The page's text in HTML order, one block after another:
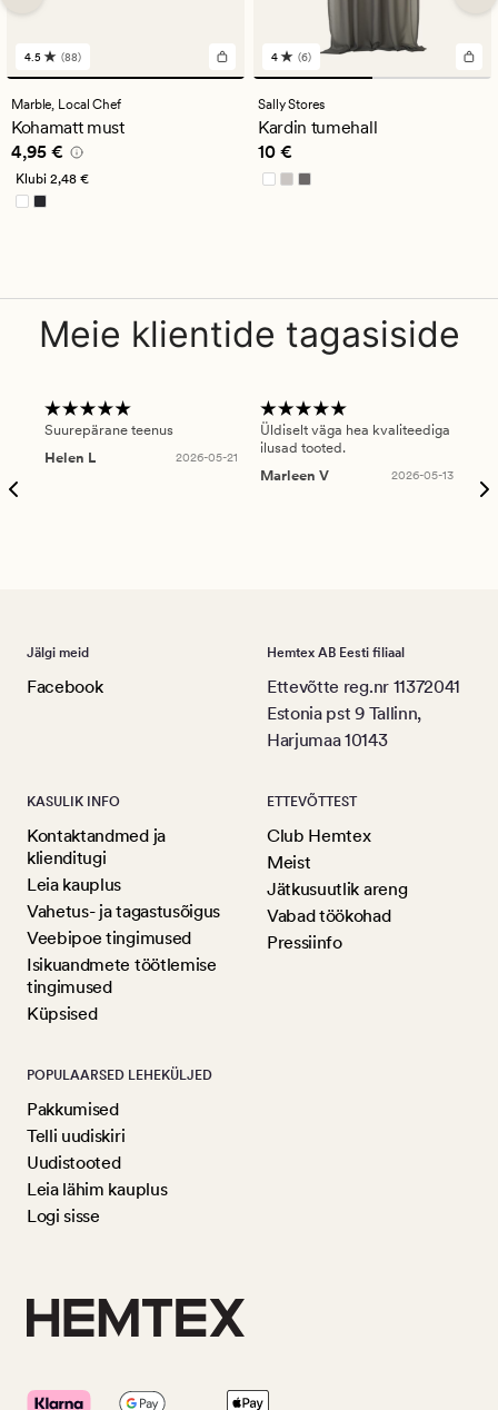
88
arvustust
keskmise
hinnanguga
4.5
4.5 (88)
Marble, Local Chef
Kohamatt must
Pris_ee 4,95 €
4,95 €
Klubi 2,48 €
6
arvustust
keskmise
hinnanguga
4
4 (6)
Sally Stores
Kardin tumehall
Pris_ee
10 €
Meie klientide tagasiside
Suurepärane teenus
Helen L
2026-05-21
Üldiselt väga hea kvaliteediga
ilusad tooted.
Marleen V
2026-05-13
Jälgi meid
Facebook
Hemtex AB Eesti filiaal
Ettevõtte reg.nr 11372041
Estonia pst 9 Tallinn,
Harjumaa 10143
KASULIK INFO
Kontaktandmed ja
klienditugi
Leia kauplus
Vahetus- ja tagastusõigus
Veebipoe tingimused
Isikuandmete töötlemise
tingimused
Küpsised
ETTEVÕTTEST
Club Hemtex
Meist
Jätkusuutlik areng
Vabad töökohad
Pressiinfo
POPULAARSED LEHEKÜLJED
Pakkumised
Telli uudiskiri
Uudistooted
Leia lähim kauplus
Logi sisse